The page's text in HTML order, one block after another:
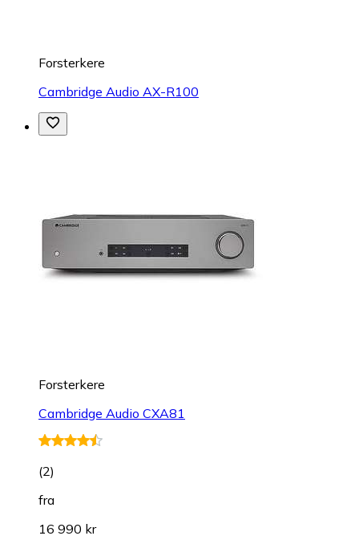
Forsterkere
Cambridge Audio AX-R100
Forsterkere
Cambridge Audio CXA81
(2)
fra
16 990 kr